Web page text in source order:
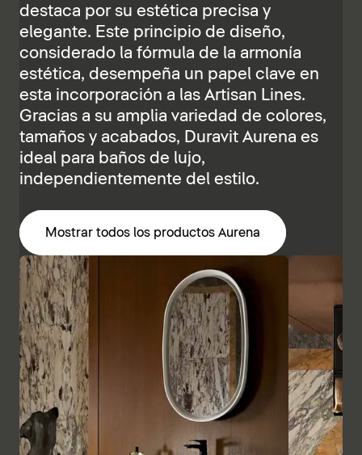
destaca por su estética precisa y
elegante. Este principio de diseño,
considerado la fórmula de la armonía
estética, desempeña un papel clave en
esta incorporación a las Artisan Lines.
Gracias a su amplia variedad de colores,
tamaños y acabados, Duravit Aurena es
ideal para baños de lujo,
independientemente del estilo.
Mostrar todos los productos Aurena